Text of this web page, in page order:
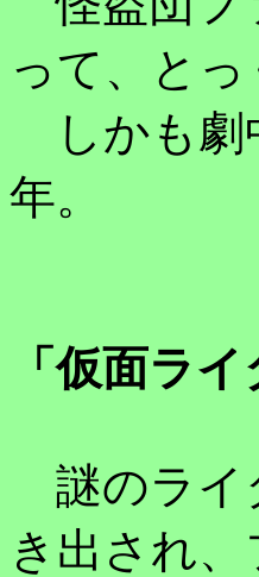
って、と
しかも劇
年。
「仮面ラ
謎のライ
き出され